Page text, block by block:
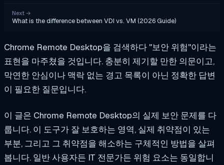
Next →
What is the difference between VDI vs. VM (2026 Guide)
Chrome Remote Desktop을 검색하다 "보안 위험"이라는
표현을 마주쳤을 것입니다. 충분히 제기할 만한 의문이고,
막연한 안심이나 맥락 없는 경고 목록이 아닌 정확한 답변
이 필요한 질문입니다.
이 글은 Chrome Remote Desktop의 실제 보안 문제를 다
룹니다. 이 도구가 잘 보호하는 영역, 실제 취약점이 있는
부분, 그리고 그 취약점을 해소하는 구체적인 방법을 살펴
봅니다. 일반 사용자든 IT 전문가든 위험 요소는 동일합니